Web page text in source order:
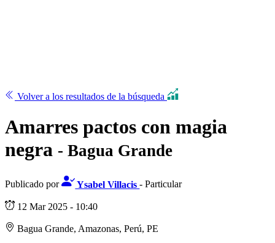
Volver a los resultados de la búsqueda
Amarres pactos con magia
negra - Bagua Grande
Publicado por Ysabel Villacis- Particular
12 Mar 2025 - 10:40
Bagua Grande, Amazonas, Perú, PE